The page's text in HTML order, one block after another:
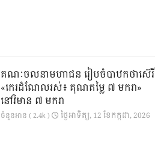
គណៈចលនាមហាជន រៀបចំបាឋកថាស៊េរី
«កេរដំណែលរស់៖ គុណតម្លៃ ៧ មករា»
នៅវិមាន ៧ មករា
ចំនួនអាន ( 2.4k ) ថ្ងៃ​អាទិត្យ, 12 ខែ​កក្កដា, 2026